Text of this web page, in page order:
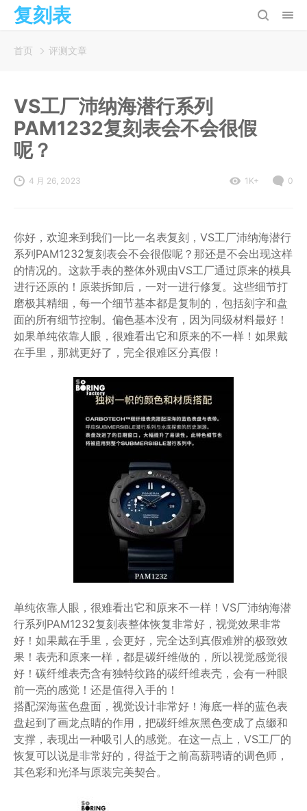
复刻表
首页 评测文章
VS工厂沛纳海潜行系列
PAM1232复刻表会不会很假
呢？
4 月 26, 2023 1K+ 0
你好，欢迎来到我们一比一名表复刻，VS工厂沛纳海潜行
系列PAM1232复刻表会不会很假呢？那还是不会出现这样
的情况的。这款手表的整体外观由VS工厂通过原来的模具
进行还原的！原装拆卸后，一对一进行修复。这些细节打
磨极其精细，每一个细节基本都是复制的，包括刻字和盘
面的所有细节控制。偏色基本没有，因为同级材料最好！
如果单纯依靠人眼，很难看出它和原来的不一样！如果戴
在手里，那就更好了，完全很难区分真假！
单纯依靠人眼，很难看出它和原来不一样！VS厂沛纳海潜
行系列PAM1232复刻表整体恢复非常好，视觉效果非常
好！如果戴在手里，会更好，完全达到真假难辨的极致效
果！表壳和原来一样，都是碳纤维做的，所以视觉感觉很
好！碳纤维表壳含有独特纹路的碳纤维表壳，会有一种眼
前一亮的感觉！还是值得入手的！
搭配深海蓝色盘面，视觉设计非常好！海底一样的蓝色表
盘起到了画龙点睛的作用，把碳纤维灰黑色变成了点缀和
支撑，表现出一种吸引人的感觉。在这一点上，VS工厂的
恢复可以说是非常好的，得益于之前高薪聘请的调色师，
其色彩和光泽与原装完美契合。